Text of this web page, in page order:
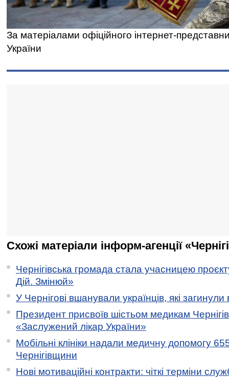
За матеріалами офіційного інтернет-
України
Схожі матеріали інформ-агенції
Чернігівська громада стала учасницею
Дій. Змінюй»
У Чернігові вшанували українців, які загинули
Президент присвоїв шістьом медикам
«Заслужений лікар України»
Мобільні клініки надали медичну допомогу
Чернігівщини
Нові мотиваційні контракти: чіткі терміни